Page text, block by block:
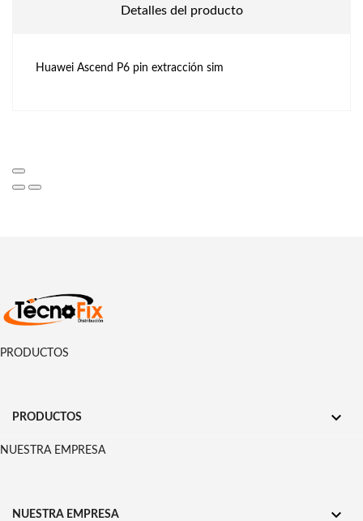
Detalles del producto
Huawei Ascend P6 pin extracción sim
PRODUCTOS
PRODUCTOS 
NUESTRA EMPRESA
NUESTRA EMPRESA 